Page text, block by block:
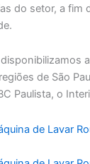
do setor, a fim
de São
Paulista, o
de Lavar